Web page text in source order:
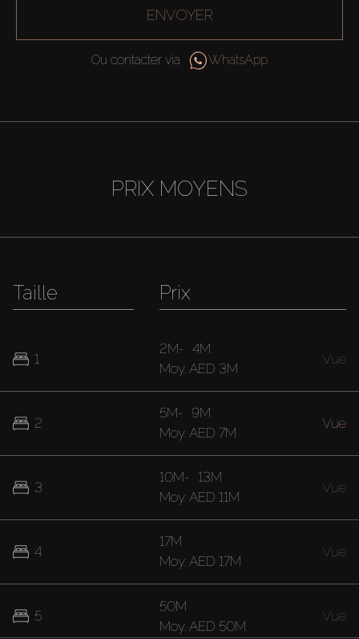
ENVOYER
Ou contacter via WhatsApp
PRIX MOYENS
Taille
1
2
3
4
5
Prix
2M- 4M
Moy. AED 3M
Vue
5M- 9M
Moy. AED 7M
Vue
10M- 13M
Moy. AED 11M
Vue
17M
Moy. AED 17M
Vue
50M
Moy. AED 50M
Vue